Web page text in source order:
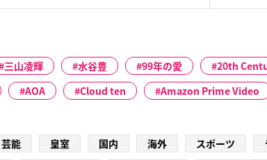
三山凌輝 水谷豊 99年の愛 20th
AOA Cloud ten Amazon Prime Video
芸能 皇室 国内 海外 スポーツ